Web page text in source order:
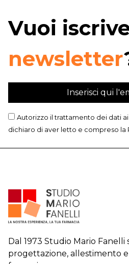
Vuoi
newsletter
Autorizzo il trattamento dei dati ai
dichiaro di aver letto e compreso la
Dal 1973 Studio Mario Fanelli
progettazione, allestimento